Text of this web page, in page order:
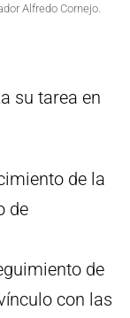
Alfredo Cornejo.
su tarea en
de la
de
de
con las